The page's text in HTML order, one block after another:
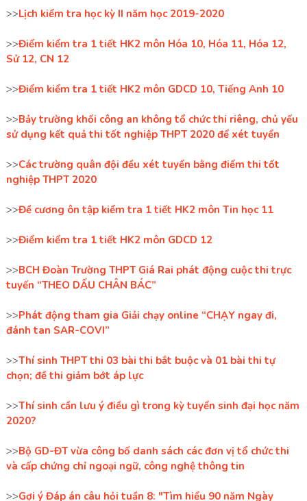
>>Lịch kiểm tra học kỳ II năm học 2019-2020
>>Điểm kiểm tra 1 tiết HK2 môn Hóa 10, Hóa 11, Hóa 12,
Sử 12, CN 12
>>Điểm kiểm tra 1 tiết HK2 môn GDCD 10, Tiếng Anh 10
>>Bảy trường khối công an không tổ chức thi riêng, chủ yếu
sử dụng kết quả thi tốt nghiệp THPT 2020 để xét tuyển
>>Các trường quân đội đều xét tuyển bằng điểm thi tốt
nghiệp THPT 2020
>>Đề cương ôn tập kiểm tra 1 tiết HK2 môn Tin học 11
>>Điểm kiểm tra 1 tiết HK2 môn GDCD 12
>>BCH Đoàn Trường THPT Giá Rai phát động cuộc thi trực
tuyến “THEO DẤU CHÂN BÁC”
>>Phát động tham gia Giải chạy online “CHẠY ngay đi,
đánh tan SAR-COVI”
>>Thí sinh THPT thi 03 bài thi bắt buộc và 01 bài thi tự
chọn; đề thi giảm bớt áp lực
>>Thí sinh cần lưu ý điều gì trong kỳ tuyển sinh đại học năm
2020?
>>Bộ GD-ĐT vừa công bố danh sách các đơn vị tổ chức thi
và cấp chứng chỉ ngoại ngữ, công nghệ thông tin
>>Gợi ý Đáp án câu hỏi tuần 8: "Tìm hiểu 90 năm Ngày